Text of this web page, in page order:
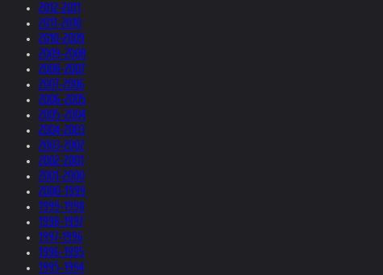
2012-2011
2011-2010
2010-2009
2009-2008
2008-2007
2007-2006
2006-2005
2005-2004
2004-2003
2003-2002
2002-2001
2001-2000
2000-1999
1999-1998
1998-1997
1997-1996
1996-1995
1995-1994